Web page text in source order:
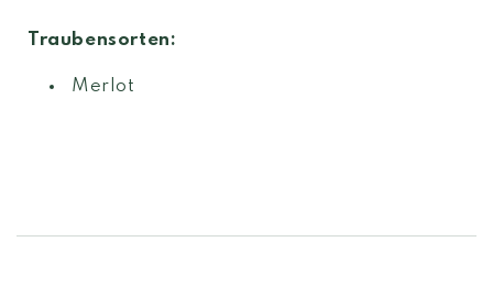
Traubensorten:
Merlot